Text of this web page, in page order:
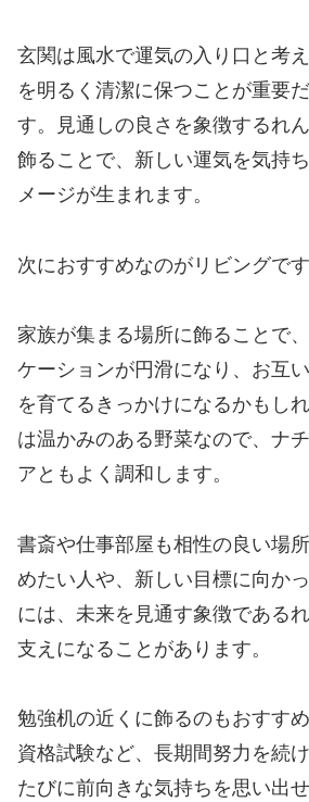
玄関は風水で運気の入り口と考
を明るく清潔に保つことが重要
す。見通しの良さを象徴するれ
飾ることで、新しい運気を気持
メージが生まれます。
次におすすめなのがリビングです
家族が集まる場所に飾ることで
ケーションが円滑になり、お互
を育てるきっかけになるかもし
は温かみのある野菜なので、ナ
アともよく調和します。
書斎や仕事部屋も相性の良い場
めたい人や、新しい目標に向か
には、未来を見通す象徴である
支えになることがあります。
勉強机の近くに飾るのもおすす
資格試験など、長期間努力を続
たびに前向きな気持ちを思い出